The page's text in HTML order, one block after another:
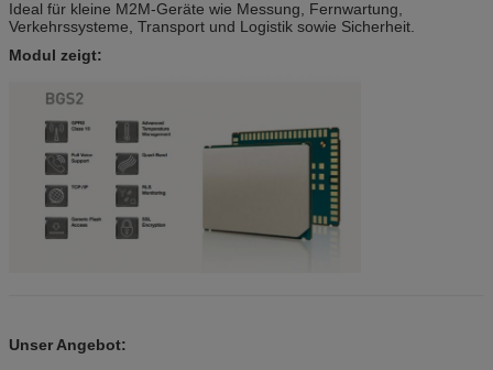
Ideal für kleine M2M-Geräte wie Messung, Fernwartung,
Verkehrssysteme, Transport und Logistik sowie Sicherheit.
Modul zeigt:
Unser Angebot: